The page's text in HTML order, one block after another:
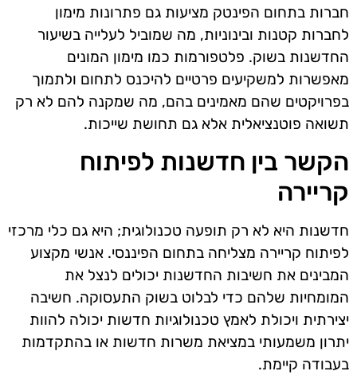
חברות בתחום הפינטק מציעות גם פתרונות מימון
לחברות קטנות ובינוניות, מה שמוביל לעלייה בשיעור
החדשנות בשוק. פלטפורמות כמו מימון המונים
מאפשרות למשקיעים פרטיים להיכנס לתחום ולתמוך
בפרויקטים שהם מאמינים בהם, מה שמקנה להם לא רק
תשואה פוטנציאלית אלא גם תחושת שייכות.
הקשר בין חדשנות לפיתוח
קריירה
חדשנות היא לא רק תופעה טכנולוגית; היא גם כלי מרכזי
לפיתוח קריירה מצליחה בתחום הפיננסי. אנשי מקצוע
המבינים את חשיבות החדשנות יכולים לנצל את
המומחיות שלהם כדי לבלוט בשוק התעסוקה. חשיבה
יצירתית ויכולת לאמץ טכנולוגיות חדשות יכולה להוות
יתרון משמעותי במציאת משרות חדשות או בהתקדמות
בעבודה קיימת.